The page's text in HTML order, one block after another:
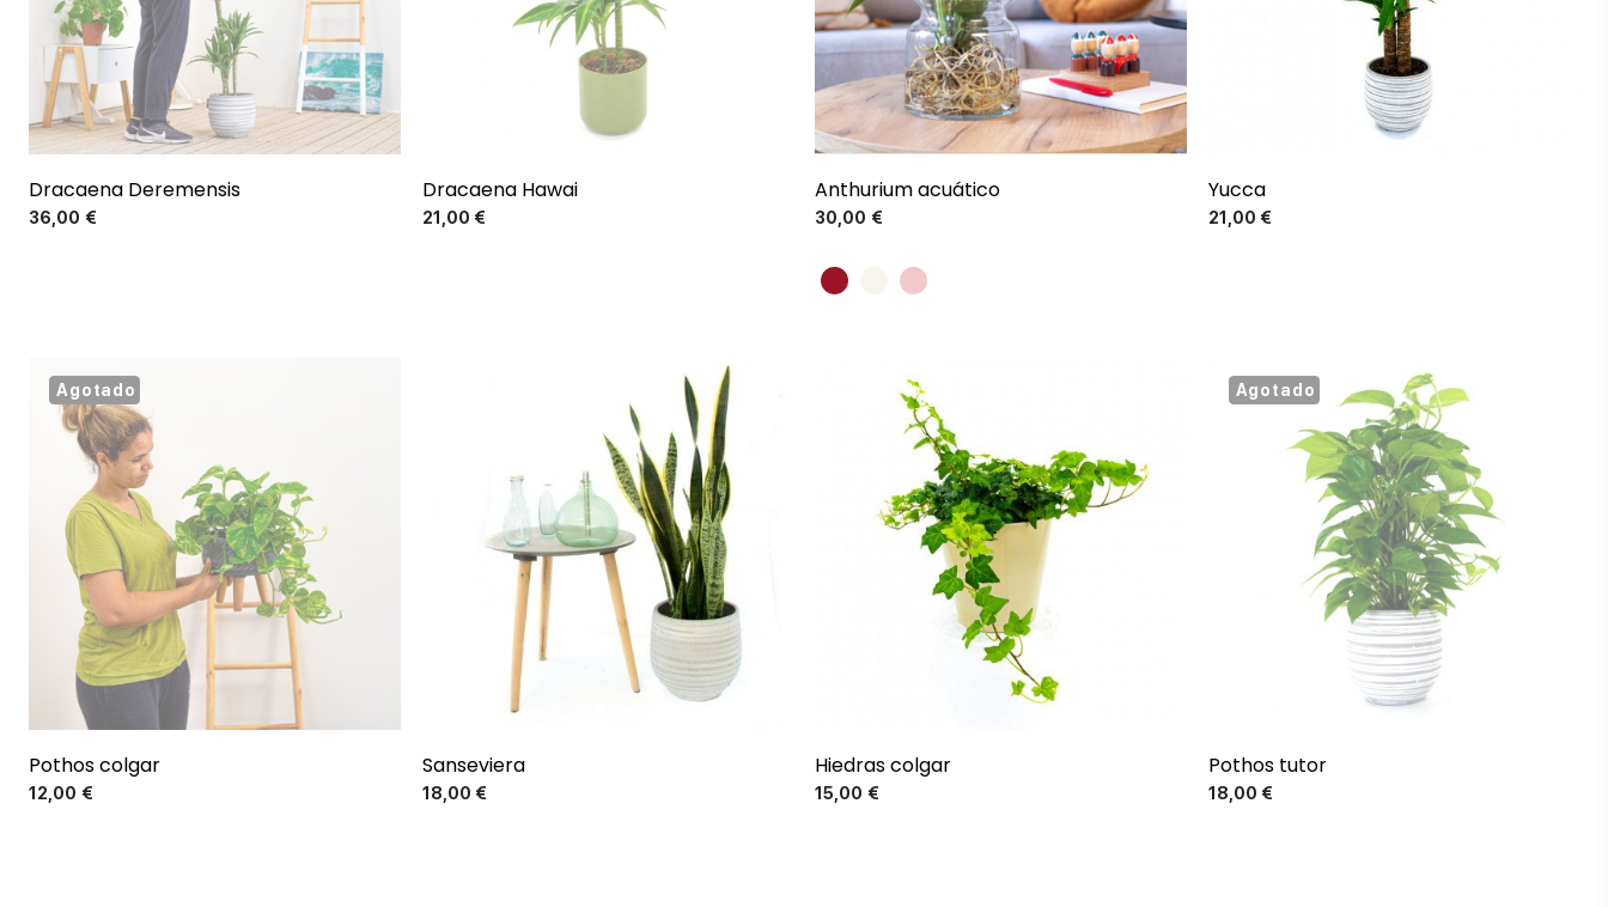
Dracaena Deremensis
36,00 €
Dracaena Hawai
21,00 €
Anthurium acuático
30,00 €
Yucca
21,00 €
Agotado
Pothos colgar
12,00 €
Sanseviera
18,00 €
Hiedras colgar
15,00 €
Agotado
Pothos tutor
18,00 €